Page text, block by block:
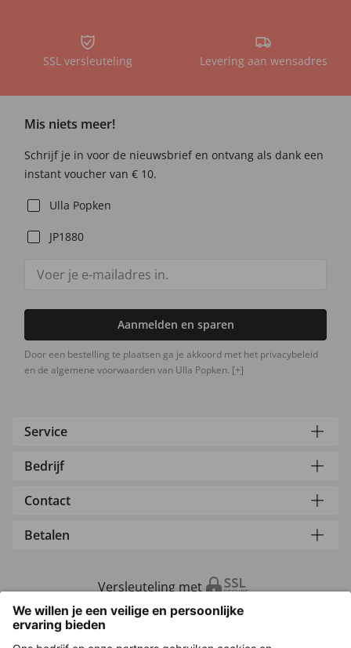
SSL versleuteling Levering aan wensadres
Mis niets meer!
Schrijf je in voor de nieuwsbrief en ontvang als dank een
instant voucher van € 10.
Ulla Popken
JP1880
Aanmelden en sparen
Door een bestelling te plaatsen ga je akkoord met het privacybeleid
en de algemene voorwaarden van Ulla Popken. [+]
Service
Bedrijf
Contact
Betalen
Versleuteling met